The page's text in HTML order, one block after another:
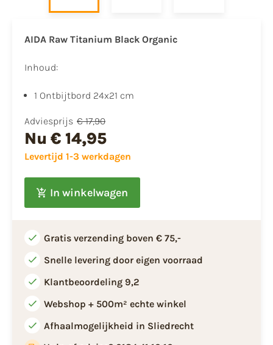
AIDA Raw Titanium Black Organic
Inhoud:
1 Ontbijtbord 24x21 cm
Adviesprijs € 17,90
Nu € 14,95
Levertijd 1-3 werkdagen
In winkelwagen
Gratis verzending boven € 75,-
Snelle levering door eigen voorraad
Klantbeoordeling 9,2
Webshop + 500m² echte winkel
Afhaalmogelijkheid in Sliedrecht